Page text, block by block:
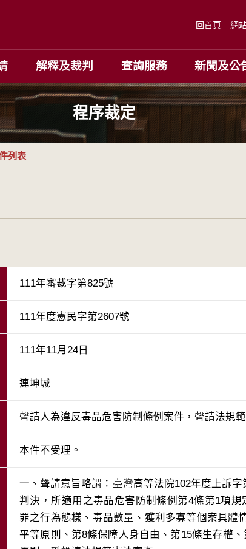
回首頁 網
解釋及裁判 查詢服務 新聞及公
程序裁定
列表
111年審裁字第825號
111年度憲民字第2607號
111年11月24日
連坤城
聲請人為違反毒品危害防制條例案件，聲請法規
本件不受理。
一、聲請意旨略謂：臺灣高等法院102年度上訴
判決，所適用之毒品危害防制條例第4條第1項
罪之行為態樣、毒品數量、獲利多寡等個案具體
平等原則、第8條保障人身自由、第15條生存權